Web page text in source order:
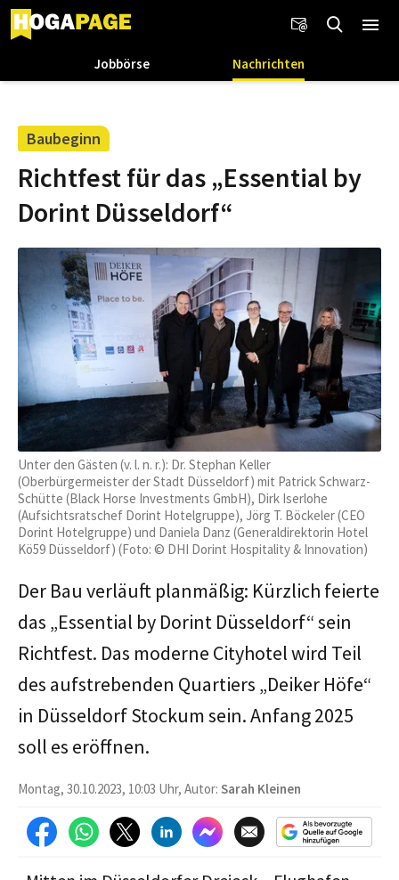
Jobbörse Nachrichten
Baubeginn
Richtfest für das „Essential by
Dorint Düsseldorf“
Unter den Gästen (v. l. n. r.): Dr. Stephan Keller
(Oberbürgermeister der Stadt Düsseldorf) mit Patrick Schwarz-
Schütte (Black Horse Investments GmbH), Dirk Iserlohe
(Aufsichtsratschef Dorint Hotelgruppe), Jörg T. Böckeler (CEO
Dorint Hotelgruppe) und Daniela Danz (Generaldirektorin Hotel
Kö59 Düsseldorf) (Foto: © DHI Dorint Hospitality & Innovation)
Der Bau verläuft planmäßig: Kürzlich feierte
das „Essential by Dorint Düsseldorf“ sein
Richtfest. Das moderne Cityhotel wird Teil
des aufstrebenden Quartiers „Deiker Höfe“
in Düsseldorf Stockum sein. Anfang 2025
soll es eröffnen.
Montag, 30.10.2023, 10:03 Uhr, Autor: Sarah Kleinen